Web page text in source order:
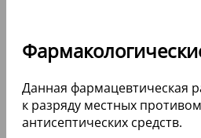
Данная фармацевтическая
к разряду местных
антисептических средств.